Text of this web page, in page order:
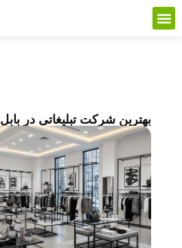
بهترین شرکت تبلیغاتی در بابل